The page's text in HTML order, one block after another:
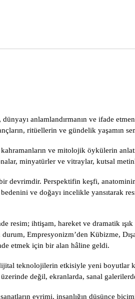
anlamlandırmanın ve ifade
ritüellerin ve gündelik yaşamın
ve mitolojik öykülerin
minyatürler ve vitraylar, kutsal
devrimdir. Perspektifin keşfi,
bedenini ve doğayı incelikle yansıtarak
resim; ihtişam, hareket ve dramatik
Empresyonizm’den Kübizme,
etmek için bir alan hâline geldi.
teknolojilerin etkisiyle yeni boyutlar
değil, ekranlarda, sanal
evrimi, insanlığın düşünce